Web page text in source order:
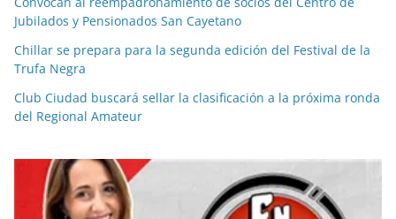
Jubilados y Pensionados San Cayetano
Chillar se prepara para la segunda edición del Festival de la
Trufa Negra
Club Ciudad buscará sellar la clasificación a la próxima ronda
del Regional Amateur